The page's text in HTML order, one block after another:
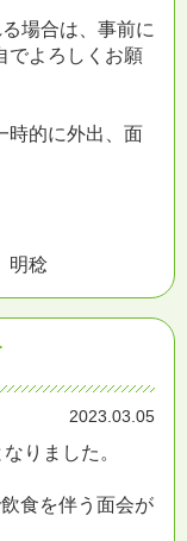
場合は、事前に
でよろしくお願
時的に外出、面
明稔
2023.03.05
りました。
食を伴う面会が